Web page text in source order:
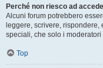
Perché non riesco ad
Alcuni forum potrebbero
leggere, scrivere,
speciali, che solo i
Top